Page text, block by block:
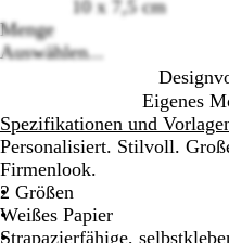
10 x 7,5 cm
Menge
Auswählen...
Eigenes
Spezifikationen und
Personalisiert. Stilvoll.
Firmenlook.
2 Größen
Weißes Papier
Strapazierfähige,